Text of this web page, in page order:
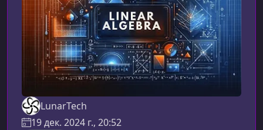
LunarTech
19 дек. 2024 г., 20:52